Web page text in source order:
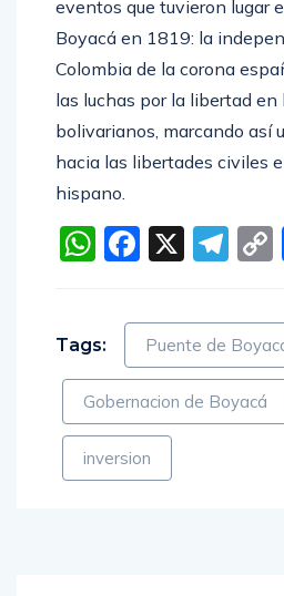
eventos que tuvieron lugar
Boyacá en 1819: la
Colombia de la corona
las luchas por la libertad en
bolivarianos, marcando así
hacia las libertades civiles
hispano.
WhatsApp
X
Tags: Puente de
Gobernacion de Boyacá
inversion